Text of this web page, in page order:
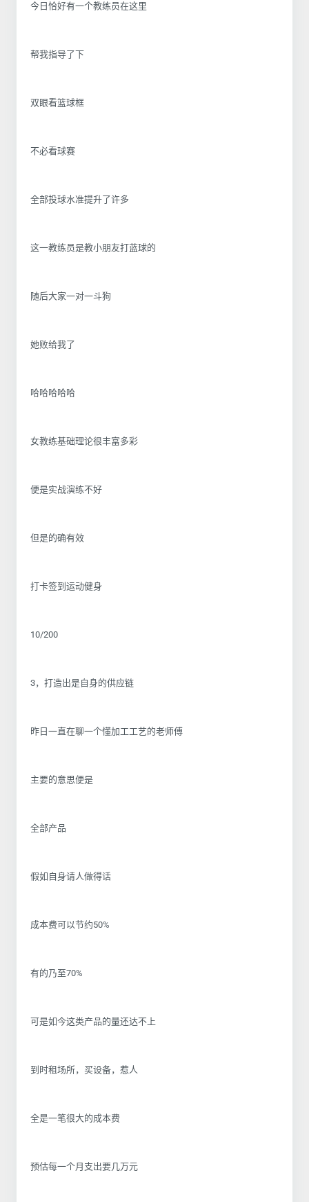
今日恰好有一个教练员在这里
帮我指导了下
双眼看篮球框
不必看球赛
全部投球水准提升了许多
这一教练员是教小朋友打蓝球的
随后大家一对一斗狗
她败给我了
哈哈哈哈哈
女教练基础理论很丰富多彩
便是实战演练不好
但是的确有效
打卡签到运动健身
10/200
3，打造出是自身的供应链
昨日一直在聊一个懂加工工艺的老师傅
主要的意思便是
全部产品
假如自身请人做得话
成本费可以节约50%
有的乃至70%
可是如今这类产品的量还达不上
到时租场所，买设备，惹人
全是一笔很大的成本费
预估每一个月支出要几万元